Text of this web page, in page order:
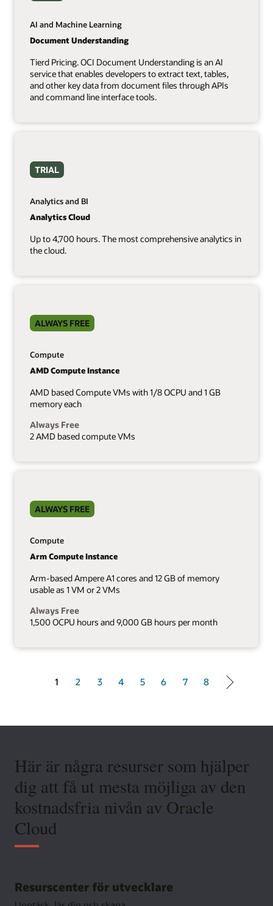
AI and Machine Learning
Document Understanding
Tierd Pricing. OCI Document Understanding is an AI
service that enables developers to extract text, tables,
and other key data from document files through APIs
and command line interface tools.
TRIAL
Analytics and BI
Analytics Cloud
Up to 4,700 hours. The most comprehensive analytics in
the cloud.
ALWAYS FREE
Compute
AMD Compute Instance
AMD based Compute VMs with 1/8 OCPU and 1 GB
memory each
Always Free
2 AMD based compute VMs
ALWAYS FREE
Compute
Arm Compute Instance
Arm-based Ampere A1 cores and 12 GB of memory
usable as 1 VM or 2 VMs
Always Free
1,500 OCPU hours and 9,000 GB hours per month
1
2 3 4 5 6 7 8
Här är några resurser som hjälper
dig att få ut mesta möjliga av den
kostnadsfria nivån av Oracle
Cloud
Resurscenter för utvecklare